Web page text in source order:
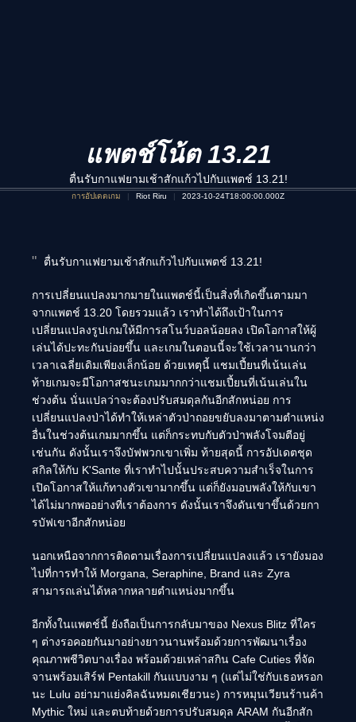
แพตช์โน้ต 13.21
ตื่นรับกาแฟยามเช้าสักแก้วไปกับแพตช์ 13.21!
การอัปเดตเกม Riot Riru 2023-10-24T18:00:00.000Z
ตื่นรับกาแฟยามเช้าสักแก้วไปกับแพตช์ 13.21!
การเปลี่ยนแปลงมากมายในแพตช์นี้เป็นสิ่งที่เกิดขึ้นตามมา
จากแพตช์ 13.20 โดยรวมแล้ว เราทำได้ถึงเป้าในการ
เปลี่ยนแปลงรูปเกมให้มีการสโนว์บอลน้อยลง เปิดโอกาสให้ผู้
เล่นได้ปะทะกันบ่อยขึ้น และเกมในตอนนี้จะใช้เวลานานกว่า
เวลาเฉลี่ยเดิมเพียงเล็กน้อย ด้วยเหตุนี้ แชมเปี้ยนที่เน้นเล่น
ท้ายเกมจะมีโอกาสชนะเกมมากกว่าแชมเปี้ยนที่เน้นเล่นใน
ช่วงต้น นั่นแปลว่าจะต้องปรับสมดุลกันอีกสักหน่อย การ
เปลี่ยนแปลงป่าได้ทำให้เหล่าตัวป่าถอยขยับลงมาตามตำแหน่ง
อื่นในช่วงต้นเกมมากขึ้น แต่ก็กระทบกับตัวป่าพลังโจมตีอยู่
เช่นกัน ดังนั้นเราจึงบัฟพวกเขาเพิ่ม ท้ายสุดนี้ การอัปเดตชุด
สกิลให้กับ K'Sante ที่เราทำไปนั้นประสบความสำเร็จในการ
เปิดโอกาสให้แก้ทางตัวเขามากขึ้น แต่ก็ยังมอบพลังให้กับเขา
ได้ไม่มากพออย่างที่เราต้องการ ดังนั้นเราจึงดันเขาขึ้นด้วยกา
รบัฟเขาอีกสักหน่อย
นอกเหนือจากการติดตามเรื่องการเปลี่ยนแปลงแล้ว เรายังมอง
ไปที่การทำให้ Morgana, Seraphine, Brand และ Zyra
สามารถเล่นได้หลากหลายตำแหน่งมากขึ้น
อีกทั้งในแพตช์นี้ ยังถือเป็นการกลับมาของ Nexus Blitz ที่ใคร
ๆ ต่างรอคอยกันมาอย่างยาวนานพร้อมด้วยการพัฒนาเรื่อง
คุณภาพชีวิตบางเรื่อง พร้อมด้วยเหล่าสกิน Cafe Cuties ที่จัด
จานพร้อมเสิร์ฟ Pentakill กันแบบงาม ๆ (แต่ไม่ใช่กับเธอหรอก
นะ Lulu อย่ามาแย่งคิลฉันหมดเชียวนะ) การหมุนเวียนร้านค้า
Mythic ใหม่ และตบท้ายด้วยการปรับสมดุล ARAM กันอีกสัก